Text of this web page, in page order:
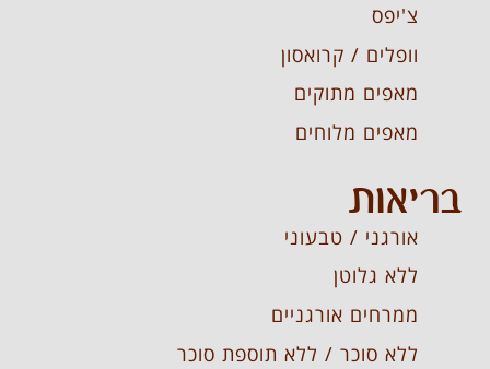
צ'יפס
וופלים / קרואסון
מאפים מתוקים
מאפים מלוחים
בריאות
אורגני / טבעוני
ללא גלוטן
ממרחים אורגניים
ללא סוכר / ללא תוספת סוכר